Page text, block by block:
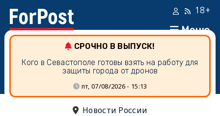
Меню
18+
СРОЧНО В ВЫПУСК!
Кого в Севастополе готовы взять на работу для
защиты города от дронов
пт, 07/08/2026 - 15:13
Новости России